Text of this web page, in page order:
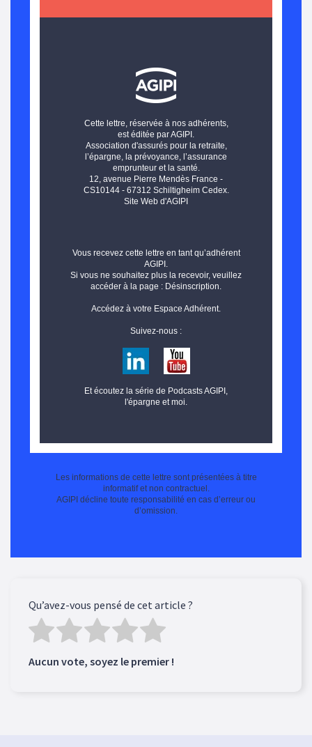
Cette lettre, réservée à nos adhérents,
est éditée par AGIPI.
Association d'assurés pour la retraite,
l’épargne, la prévoyance, l’assurance
emprunteur et la santé.
12, avenue Pierre Mendès France -
CS10144 - 67312 Schiltigheim Cedex.
Site Web d'AGIPI
Vous recevez cette lettre en tant qu’adhérent
AGIPI.
Si vous ne souhaitez plus la recevoir, veuillez
accéder à la page : Désinscription.
Accédez à votre Espace Adhérent.
Suivez-nous :
Et écoutez la série de Podcasts AGIPI,
l'épargne et moi.
Les informations de cette lettre sont présentées à titre
informatif et non contractuel.
AGIPI décline toute responsabilité en cas d’erreur ou
d’omission.
Qu’avez-vous pensé de cet article ?
Aucun vote, soyez le premier !